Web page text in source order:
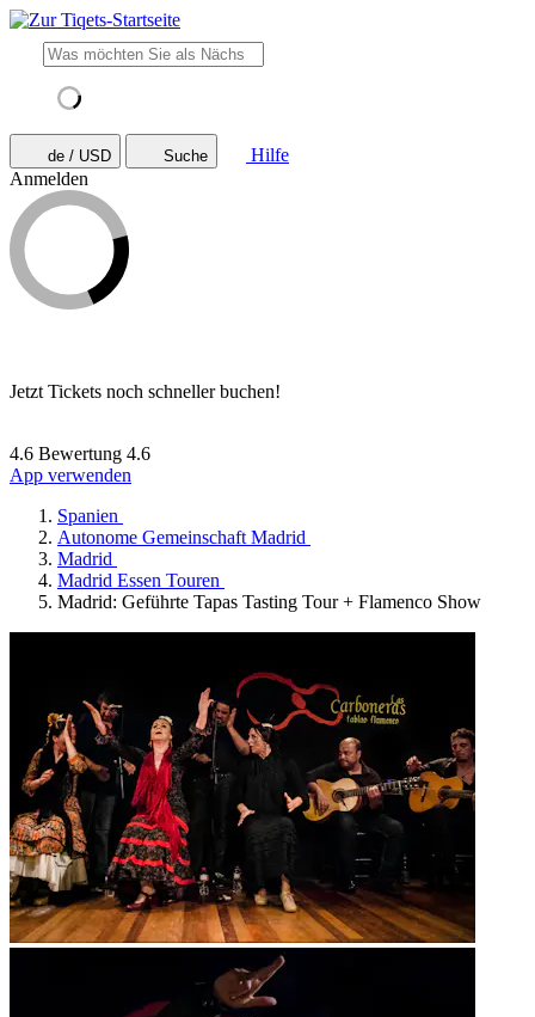
de / USD Suche
Hilfe
Anmelden
Jetzt Tickets noch schneller buchen!
4.6 Bewertung 4.6
App verwenden
Spanien
Autonome Gemeinschaft Madrid
Madrid
Madrid Essen Touren
Madrid: Geführte Tapas Tasting Tour + Flamenco Show